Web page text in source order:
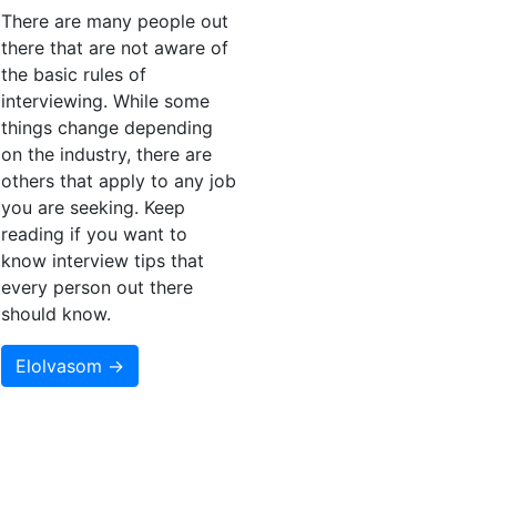
There are many people out
there that are not aware of
the basic rules of
interviewing. While some
things change depending
on the industry, there are
others that apply to any job
you are seeking. Keep
reading if you want to
know interview tips that
every person out there
should know.
Elolvasom →